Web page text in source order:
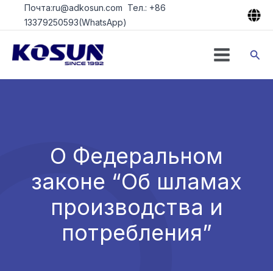
ПерейтиПочта:ru@adkosun.com Тел.: +86
13379250593(WhatsApp)
О Федеральном
законе “Об шламах
производства и
потребления”